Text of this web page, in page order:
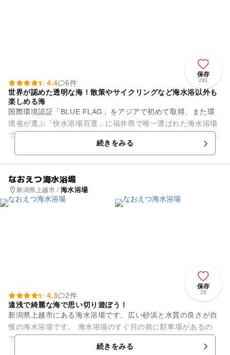
保存
281
4.4
6件
世界が認めた透明な海！散策やサイクリングなど海水浴以外も
楽しめる海
国際環境認証「BLUE FLAG」をアジアで初めて取得、また環
境省が選ぶ「快水浴場百選」に福井県で唯一選ばれた海水浴場
で、きれいな海は折り紙付き！県下でも有数のビーチです。 別
続きをみる
なおえつ海水浴場
新潟県上越市 / 海水浴場
保存
25
4.3
2件
遠浅で綺麗な海で思い切り遊ぼう！
新潟県上越市にある海水浴場です。広い砂浜と水質の良さが自
慢の海水浴場です。 海水浴場のすぐ目の前に駐車場があるの
で、車で来た際にもとても便利です。駐車場は広いので台数も
多く止めることができるの...続きをみる